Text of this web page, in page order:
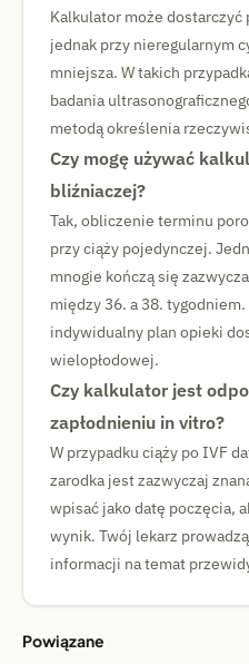
Kalkulator może
jednak przy nieregularnym
mniejsza. W takich
badania
metodą określenia
Czy mogę używać
bliźniaczej?
Tak, obliczenie terminu
przy ciąży pojedynczej.
mnogie kończą się
między 36. a 38.
indywidualny plan opieki
wielopłodowej.
Czy kalkulator jest
zapłodnieniu in vitro?
W przypadku ciąży po IVF
zarodka jest zazwyczaj
wpisać jako datę poczęcia,
wynik. Twój lekarz
informacji na temat
Powiązane